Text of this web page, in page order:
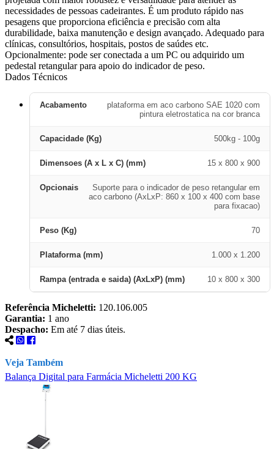
necessidades de pessoas cadeirantes. É um produto rápido nas
pesagens que proporciona eficiência e precisão com alta
durabilidade, baixa manutenção e design avançado. Adequado para
clínicas, consultórios, hospitais, postos de saúdes etc.
Opcionalmente: pode ser conectada a um PC ou adquirido um
pedestal retangular para apoio do indicador de peso.
Dados Técnicos
Acabamento
plataforma em aco carbono SAE 1020 com
pintura eletrostatica na cor branca
Capacidade (Kg) 500kg - 100g
Dimensoes (A x L x C) (mm) 15 x 800 x 900
Opcionais
Suporte para o indicador de peso retangular em
aco carbono (AxLxP: 860 x 100 x 400 com base
para fixacao)
Peso (Kg) 70
Plataforma (mm) 1.000 x 1.200
Rampa (entrada e saida) (AxLxP) (mm) 10 x 800 x 300
Referência Micheletti: 120.106.005
Garantia: 1 ano
Despacho: Em até 7 dias úteis.
Veja Também
Balança Digital para Farmácia Micheletti 200 KG